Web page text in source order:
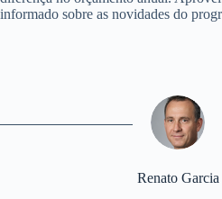
informado sobre as novidades do
Renato Garcia